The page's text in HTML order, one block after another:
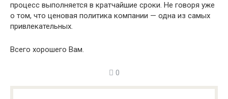
процесс выполняется в кратчайшие сроки. Не говоря уже
о том, что ценовая политика компании — одна из самых
привлекательных.
Всего хорошего Вам.
0